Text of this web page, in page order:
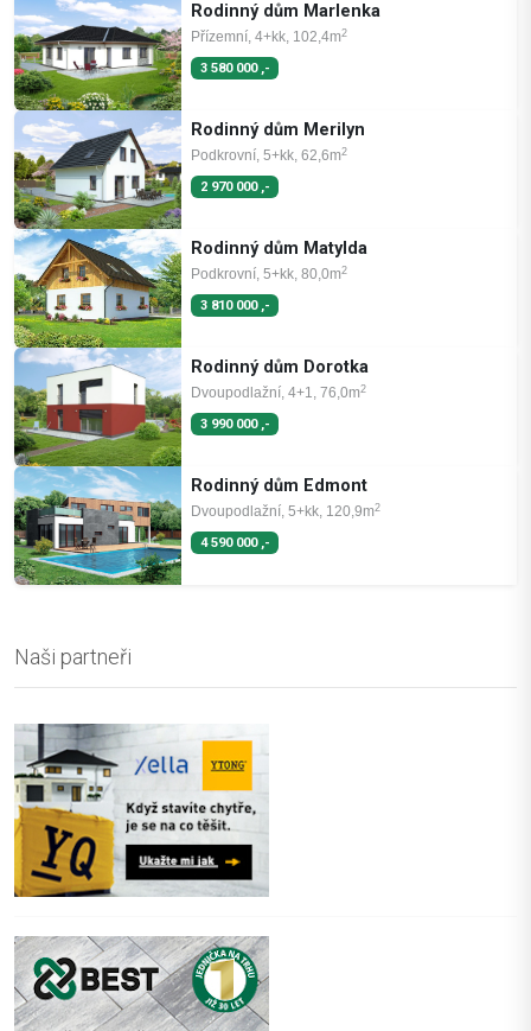
Rodinný dům Marlenka
Přízemní, 4+kk, 102,4m2
3 580 000 ,-
Rodinný dům Merilyn
Podkrovní, 5+kk, 62,6m2
2 970 000 ,-
Rodinný dům Matylda
Podkrovní, 5+kk, 80,0m2
3 810 000 ,-
Rodinný dům Dorotka
Dvoupodlažní, 4+1, 76,0m2
3 990 000 ,-
Rodinný dům Edmont
Dvoupodlažní, 5+kk, 120,9m2
4 590 000 ,-
Naši partneři